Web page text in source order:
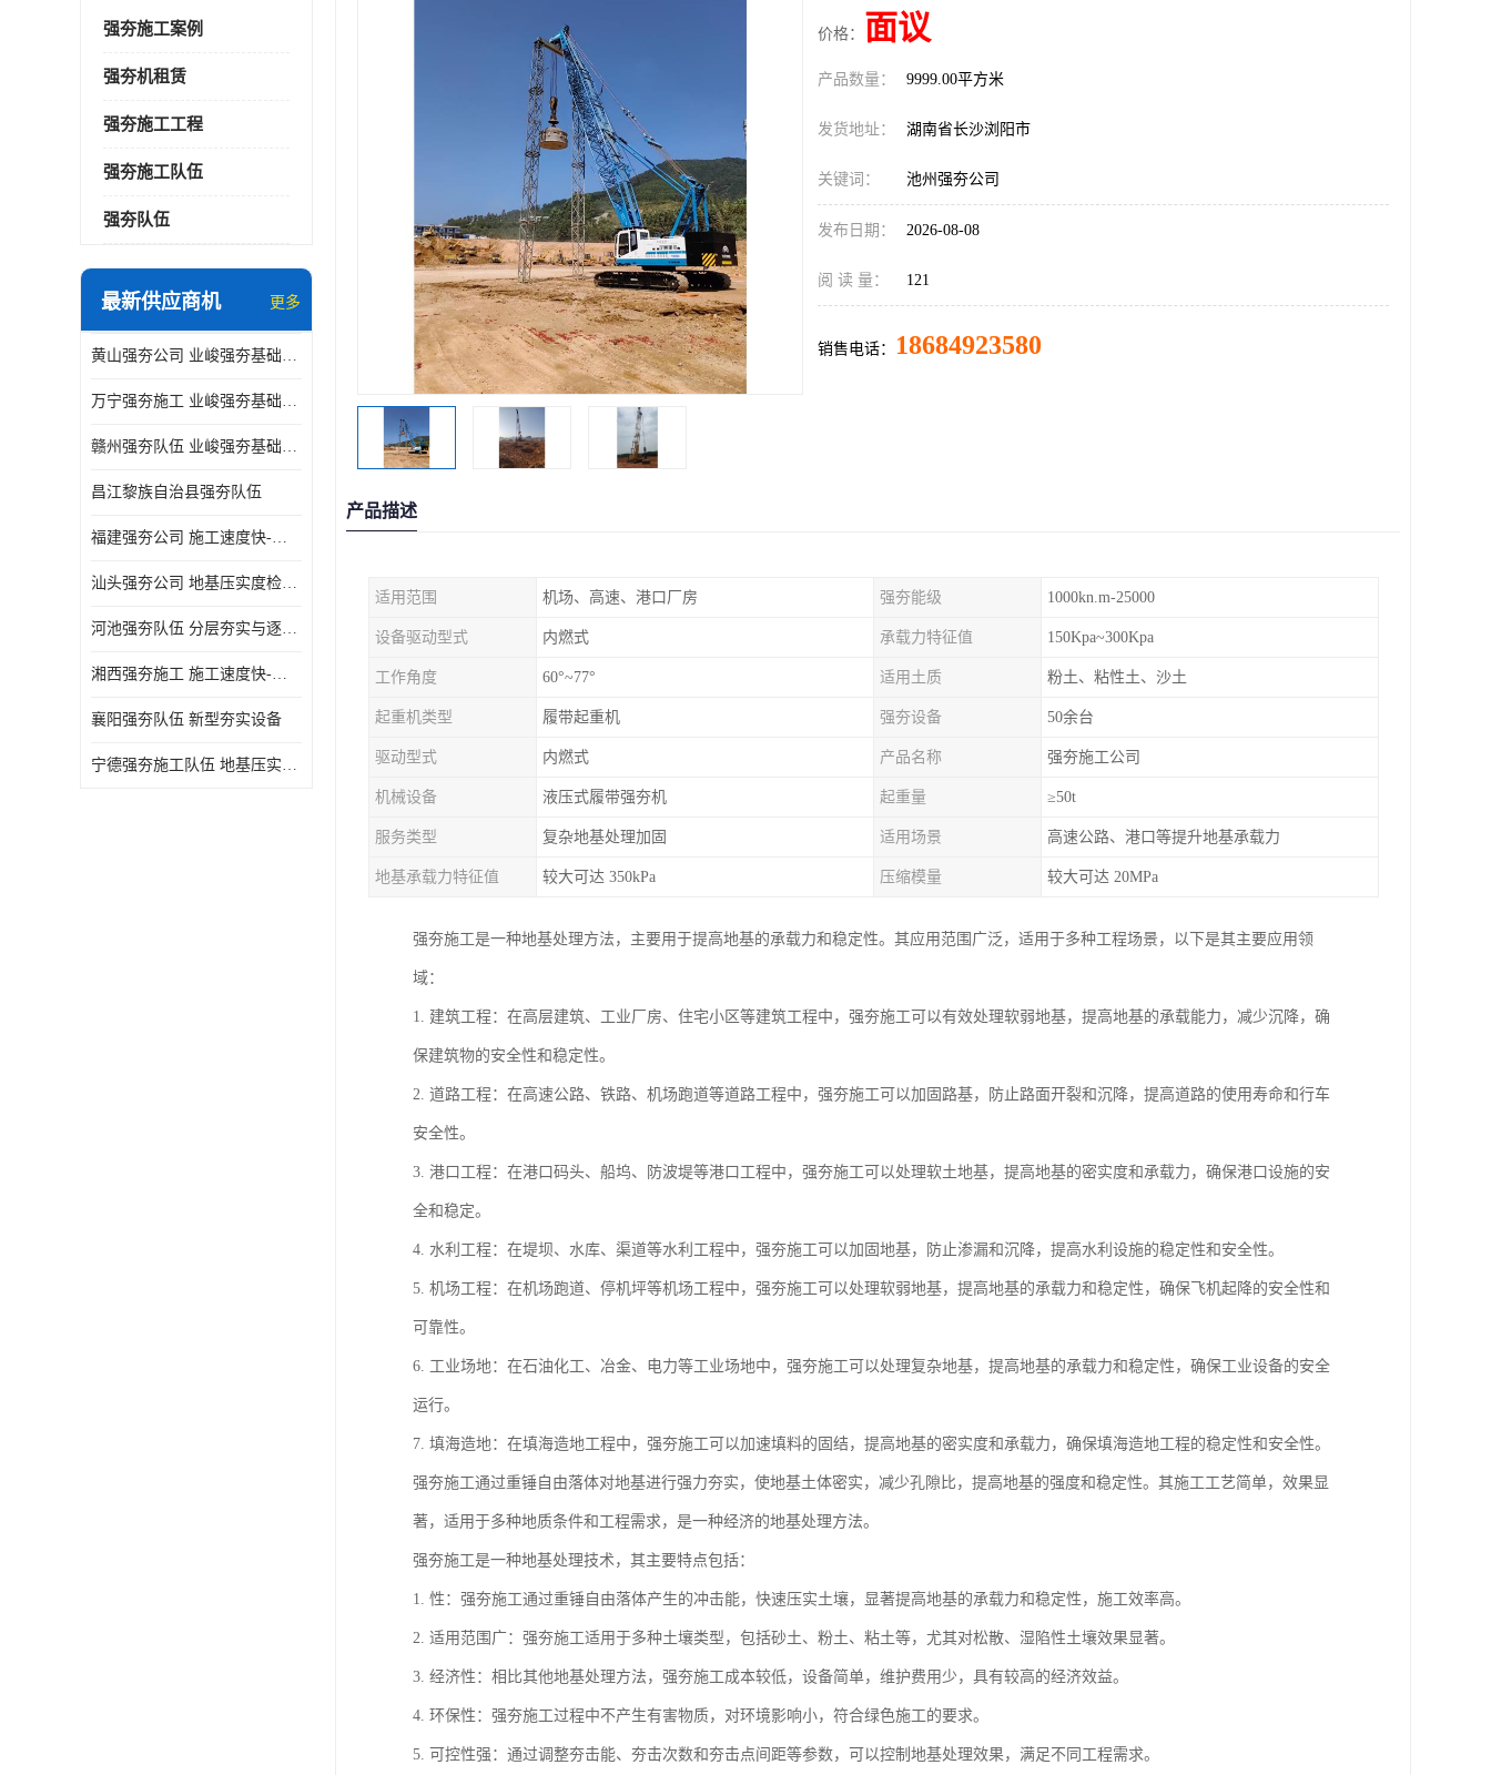
强夯施工案例
强夯机租赁
强夯施工工程
强夯施工队伍
强夯队伍
最新供应商机 更多
黄山强夯公司 业峻强夯基础工程
万宁强夯施工 业峻强夯基础工程
赣州强夯队伍 业峻强夯基础工程
昌江黎族自治县强夯队伍
福建强夯公司 施工速度快-施耐用性强
汕头强夯公司 地基压实度检测方法与标准
河池强夯队伍 分层夯实与逐层检测技术
湘西强夯施工 施工速度快-施耐用性强
襄阳强夯队伍 新型夯实设备
宁德强夯施工队伍 地基压实度检测方法与标准
价格： 面议
产品数量： 9999.00平方米
发货地址： 湖南省长沙浏阳市
关键词： 池州强夯公司
发布日期： 2026-08-08
阅 读 量： 121
销售电话： 18684923580
产品描述
适用范围 机场、高速、港口厂房 强夯能级 1000kn.m-25000
设备驱动型式 内燃式 承载力特征值 150Kpa~300Kpa
工作角度 60°~77° 适用土质 粉土、粘性土、沙土
起重机类型 履带起重机 强夯设备 50余台
驱动型式 内燃式 产品名称 强夯施工公司
机械设备 液压式履带强夯机 起重量 ≥50t
服务类型 复杂地基处理加固 适用场景 高速公路、港口等提升地基承载力
地基承载力特征值 较大可达 350kPa 压缩模量 较大可达 20MPa
强夯施工是一种地基处理方法，主要用于提高地基的承载力和稳定性。其应用范围广泛，适用于多种工程场景，以下是其主要应用领
域：
1. 建筑工程：在高层建筑、工业厂房、住宅小区等建筑工程中，强夯施工可以有效处理软弱地基，提高地基的承载能力，减少沉降，确
保建筑物的安全性和稳定性。
2. 道路工程：在高速公路、铁路、机场跑道等道路工程中，强夯施工可以加固路基，防止路面开裂和沉降，提高道路的使用寿命和行车
安全性。
3. 港口工程：在港口码头、船坞、防波堤等港口工程中，强夯施工可以处理软土地基，提高地基的密实度和承载力，确保港口设施的安
全和稳定。
4. 水利工程：在堤坝、水库、渠道等水利工程中，强夯施工可以加固地基，防止渗漏和沉降，提高水利设施的稳定性和安全性。
5. 机场工程：在机场跑道、停机坪等机场工程中，强夯施工可以处理软弱地基，提高地基的承载力和稳定性，确保飞机起降的安全性和
可靠性。
6. 工业场地：在石油化工、冶金、电力等工业场地中，强夯施工可以处理复杂地基，提高地基的承载力和稳定性，确保工业设备的安全
运行。
7. 填海造地：在填海造地工程中，强夯施工可以加速填料的固结，提高地基的密实度和承载力，确保填海造地工程的稳定性和安全性。
强夯施工通过重锤自由落体对地基进行强力夯实，使地基土体密实，减少孔隙比，提高地基的强度和稳定性。其施工工艺简单，效果显
著，适用于多种地质条件和工程需求，是一种经济的地基处理方法。
强夯施工是一种地基处理技术，其主要特点包括：
1. 性：强夯施工通过重锤自由落体产生的冲击能，快速压实土壤，显著提高地基的承载力和稳定性，施工效率高。
2. 适用范围广：强夯施工适用于多种土壤类型，包括砂土、粉土、粘土等，尤其对松散、湿陷性土壤效果显著。
3. 经济性：相比其他地基处理方法，强夯施工成本较低，设备简单，维护费用少，具有较高的经济效益。
4. 环保性：强夯施工过程中不产生有害物质，对环境影响小，符合绿色施工的要求。
5. 可控性强：通过调整夯击能、夯击次数和夯击点间距等参数，可以控制地基处理效果，满足不同工程需求。